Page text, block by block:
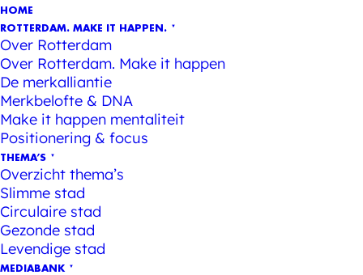
HOME
ROTTERDAM. MAKE IT HAPPEN.
Over Rotterdam
Over Rotterdam. Make it happen
De merkalliantie
Merkbelofte & DNA
Make it happen mentaliteit
Positionering & focus
THEMA’S
Overzicht thema’s
Slimme stad
Circulaire stad
Gezonde stad
Levendige stad
MEDIABANK